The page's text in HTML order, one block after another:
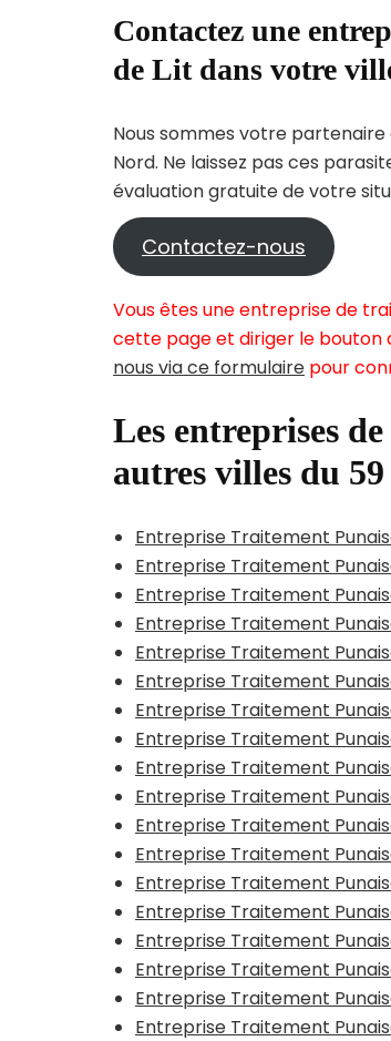
Contactez une
de Lit dans votre
Nous sommes votre
Nord. Ne laissez pas ces
évaluation gratuite de votre
Contactez-nous
Vous êtes une entreprise de
cette page et diriger le bouton
nous via ce formulaire pour
Les entreprises
autres villes du 59
Entreprise Traitement
Entreprise Traitement
Entreprise Traitement
Entreprise Traitement
Entreprise Traitement
Entreprise Traitement
Entreprise Traitement
Entreprise Traitement
Entreprise Traitement
Entreprise Traitement
Entreprise Traitement
Entreprise Traitement
Entreprise Traitement
Entreprise Traitement
Entreprise Traitement
Entreprise Traitement
Entreprise Traitement
Entreprise Traitement